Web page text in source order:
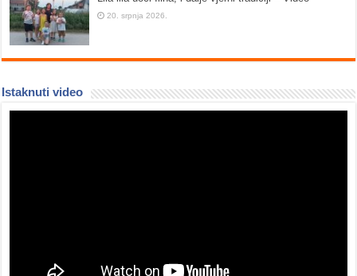
20. srpnja 2026.
Istaknuti video